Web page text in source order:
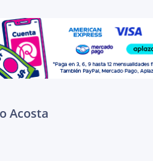
Acosta